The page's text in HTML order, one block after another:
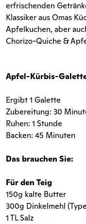
erfrischenden
Klassiker aus Omas
Apfelkuchen, aber
Chorizo-Quiche &
Apfel-Kürbis-
Ergibt 1 Galette
Zubereitung: 30
Ruhen: 1 Stunde
Backen: 45 Minuten
Das brauchen Sie:
Für den Teig
150g kalte Butter
300g Dinkelmehl
1 TL Salz